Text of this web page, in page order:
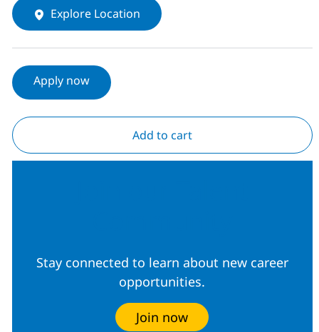
Explore Location
Apply now
Add to cart
Stay connected to learn about new career
opportunities.
Join now